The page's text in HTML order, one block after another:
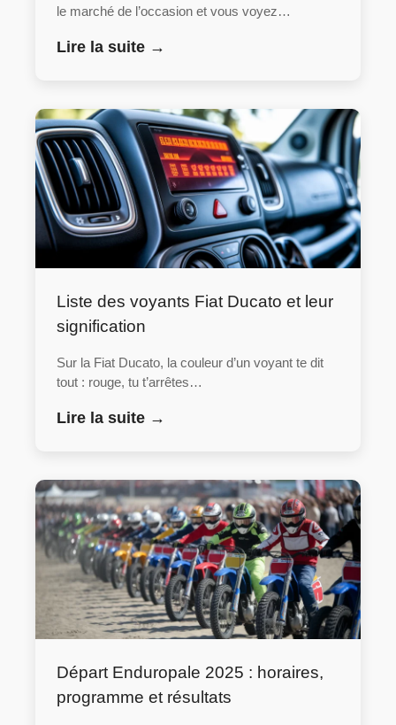
le marché de l’occasion et vous voyez…
Lire la suite →
Liste des voyants Fiat Ducato et leur
signification
Sur la Fiat Ducato, la couleur d’un voyant te dit
tout : rouge, tu t’arrêtes…
Lire la suite →
Départ Enduropale 2025 : horaires,
programme et résultats